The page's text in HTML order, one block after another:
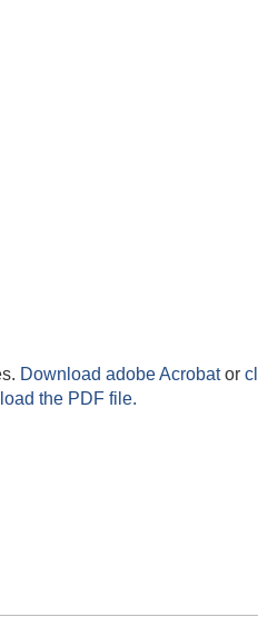
Download adobe Acrobator
the PDF file.